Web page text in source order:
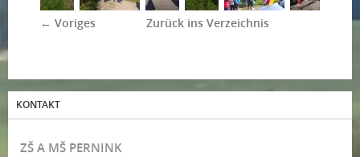
← Voriges Zurück ins Verzeichnis
KONTAKT
ZŠ A MŠ PERNINK